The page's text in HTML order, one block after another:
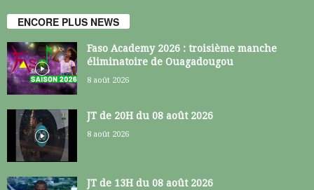
ENCORE PLUS NEWS
Faso Academy 2026 : troisième manche
éliminatoire de Ouagadougou
8 août 2026
JT de 20H du 08 août 2026
8 août 2026
JT de 13H du 08 août 2026